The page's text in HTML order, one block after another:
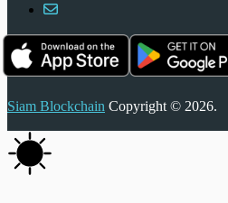
Siam Blockchain Copyright © 2026.